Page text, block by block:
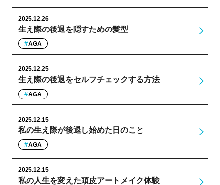
生え際の後退を隠すための髪型
2025.12.26
AGA
生え際の後退をセルフチェックする方法
2025.12.25
AGA
私の生え際が後退し始めた日のこと
2025.12.15
AGA
私の人生を変えた頭皮アートメイク体験
2025.12.15